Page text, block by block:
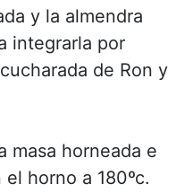
y la almendra
integrarla por
de Ron y
masa horneada e
horno a 180ºc.